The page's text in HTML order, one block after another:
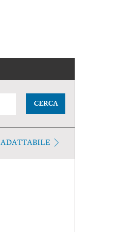
CERCA
ADATTABILE